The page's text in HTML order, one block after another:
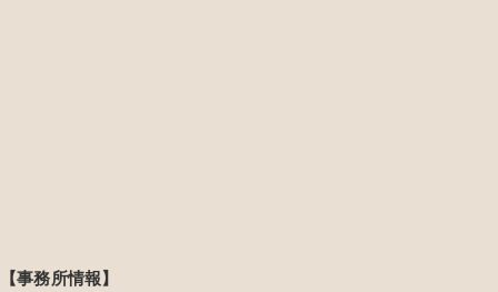
【事務所情報】